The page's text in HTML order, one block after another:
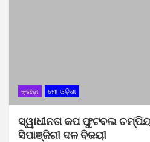
କ୍ରୀଡ଼ା ମୋ ଓଡ଼ିଶା
ସ୍ୱାଧୀନତା କପ ଫୁଟବଲ
ସିପାଞ୍ଜିରୀ ଦଳ ବିଜୟୀ